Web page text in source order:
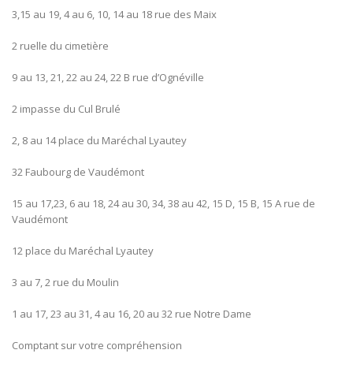
3,15 au 19, 4 au 6, 10, 14 au 18 rue des Maix
2 ruelle du cimetière
9 au 13, 21, 22 au 24, 22 B rue d’Ognéville
2 impasse du Cul Brulé
2, 8 au 14 place du Maréchal Lyautey
32 Faubourg de Vaudémont
15 au 17,23, 6 au 18, 24 au 30, 34, 38 au 42, 15 D, 15 B, 15 A rue de
Vaudémont
12 place du Maréchal Lyautey
3 au 7, 2 rue du Moulin
1 au 17, 23 au 31, 4 au 16, 20 au 32 rue Notre Dame
Comptant sur votre compréhension